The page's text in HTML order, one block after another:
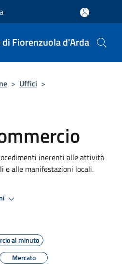
di Fiorenzuola d'Arda
> Uffici >
inerenti alle attività
e alle manifestazioni locali.
al minuto
Mercato